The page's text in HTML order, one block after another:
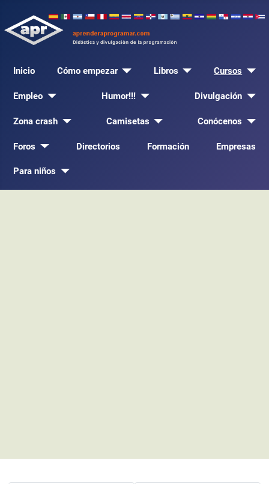
Inicio Cómo empezar Libros Cursos
Empleo Humor!!! Divulgación
Zona crash Camisetas Conócenos
Foros Directorios Formación Empresas
Para niños